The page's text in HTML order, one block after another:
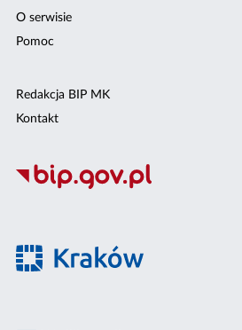
O serwisie
Pomoc
Redakcja BIP MK
Kontakt